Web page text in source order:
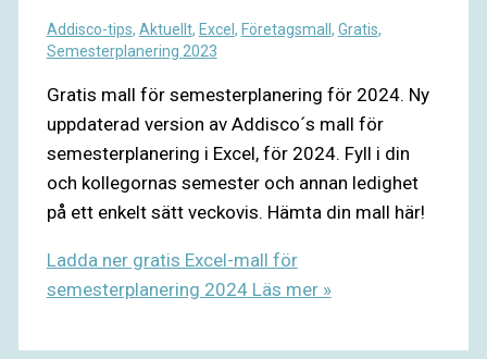
Addisco-tips, Aktuellt, Excel , Företagsmall , Gratis,
Semesterplanering 2023
Gratis mall för semesterplanering för 2024. Ny
uppdaterad version av Addisco´s mall för
semesterplanering i Excel, för 2024. Fyll i din
och kollegornas semester och annan ledighet
på ett enkelt sätt veckovis. Hämta din mall här!
Ladda ner gratis Excel-mall för
semesterplanering 2024Läs mer »